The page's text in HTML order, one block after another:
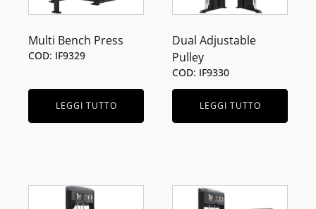
Multi Bench Press
COD: IF9329
LEGGI TUTTO
Dual Adjustable
Pulley
COD: IF9330
LEGGI TUTTO